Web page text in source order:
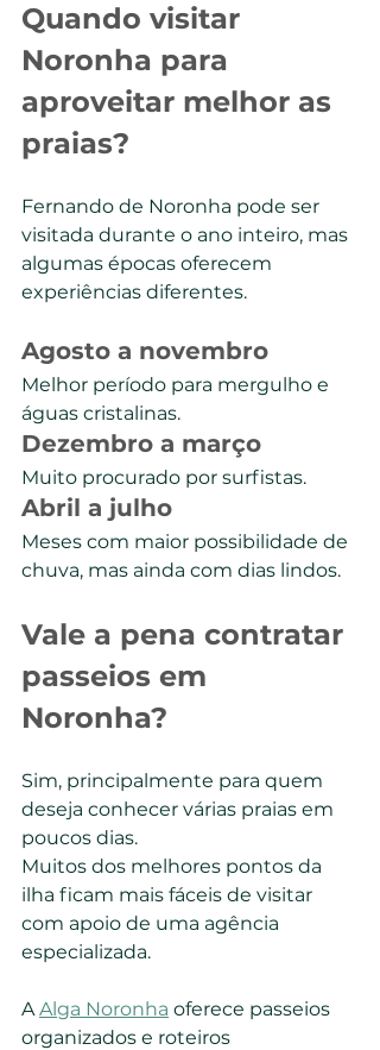
Quando visitar
Noronha para
aproveitar melhor as
praias?
Fernando de Noronha pode ser
visitada durante o ano inteiro, mas
algumas épocas oferecem
experiências diferentes.
Agosto a novembro
Melhor período para mergulho e
águas cristalinas.
Dezembro a março
Muito procurado por surfistas.
Abril a julho
Meses com maior possibilidade de
chuva, mas ainda com dias lindos.
Vale a pena contratar
passeios em
Noronha?
Sim, principalmente para quem
deseja conhecer várias praias em
poucos dias.
Muitos dos melhores pontos da
ilha ficam mais fáceis de visitar
com apoio de uma agência
especializada.
A Alga Noronha oferece passeios
organizados e roteiros